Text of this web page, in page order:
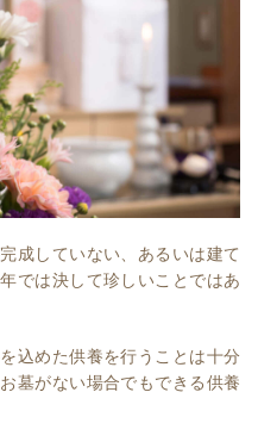
成していない、あるいは建て
では決して珍しいことではあ
込めた供養を行うことは十分
墓がない場合でもできる供養